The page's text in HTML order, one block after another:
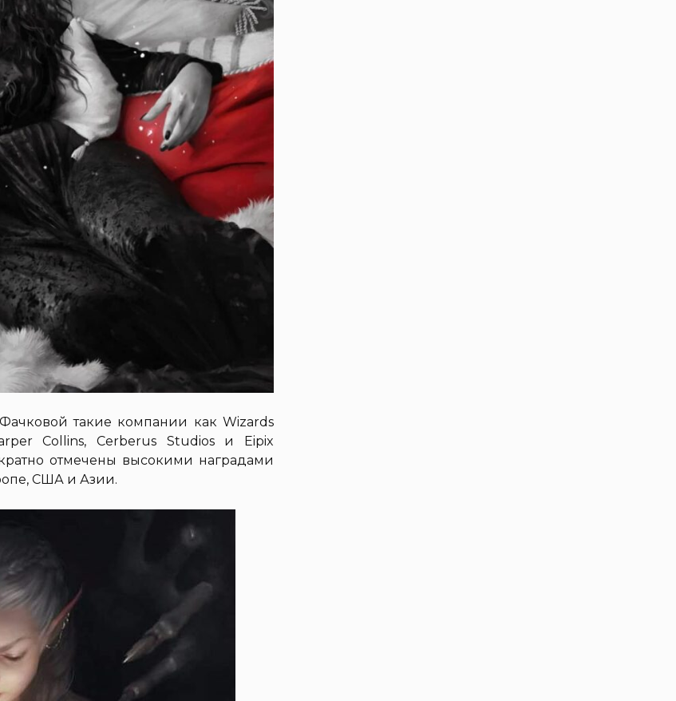
такие компании как Wizards
Collins, Cerberus Studios и Eipix
отмечены высокими наградами
США и Азии.